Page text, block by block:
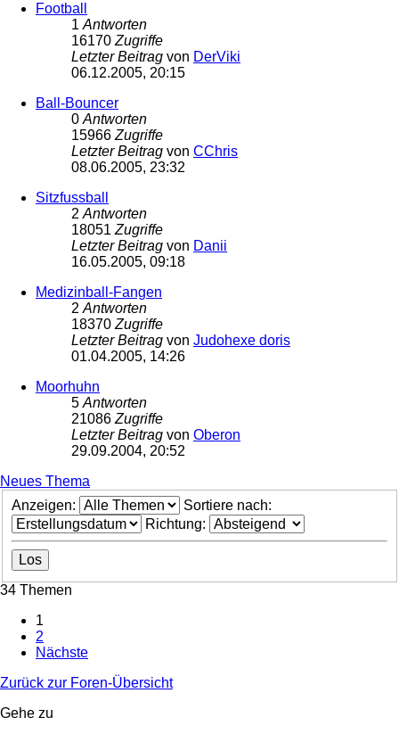
Football
1 Antworten
16170 Zugriffe
Letzter Beitrag von DerViki
06.12.2005, 20:15
Ball-Bouncer
0 Antworten
15966 Zugriffe
Letzter Beitrag von CChris
08.06.2005, 23:32
Sitzfussball
2 Antworten
18051 Zugriffe
Letzter Beitrag von Danii
16.05.2005, 09:18
Medizinball-Fangen
2 Antworten
18370 Zugriffe
Letzter Beitrag von Judohexe doris
01.04.2005, 14:26
Moorhuhn
5 Antworten
21086 Zugriffe
Letzter Beitrag von Oberon
29.09.2004, 20:52
Neues Thema
Anzeigen:
Sortiere nach:
Richtung:
34 Themen
1
2
Nächste
Zurück zur Foren-Übersicht
Gehe zu